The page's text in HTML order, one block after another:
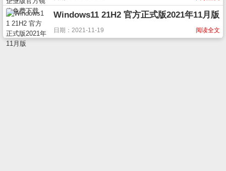
Windows11 21H2 官方正式版2021年11月版
阅读全文
日期：2021-11-19